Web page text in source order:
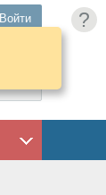
?
Войти